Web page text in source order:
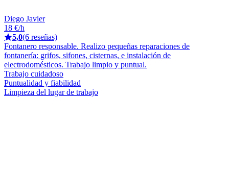
Diego Javier
18 €/h
5,0(6 reseñas)
Fontanero responsable. Realizo pequeñas reparaciones de
fontanería: grifos, sifones, cisternas, e instalación de
electrodomésticos. Trabajo limpio y puntual.
Trabajo cuidadoso
Puntualidad y fiabilidad
Limpieza del lugar de trabajo